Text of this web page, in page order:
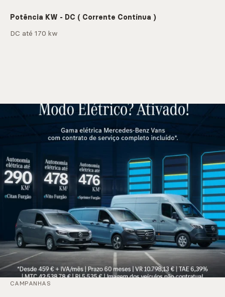
Potência KW - DC ( Corrente Contínua )
DC até 170 kw
CAMPANHAS